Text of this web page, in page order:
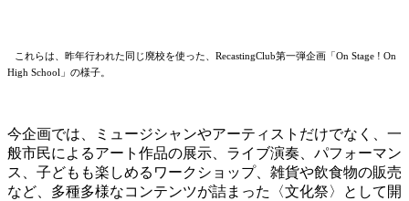
これらは、昨年行われた同じ廃校を使った、RecastingClub第一弾企画「On Stage ! On
High School」の様子。
今企画では、ミュージシャンやアーティストだけでなく、一
般市民によるアート作品の展示、ライブ演奏、パフォーマン
ス、子どもも楽しめるワークショップ、雑貨や飲食物の販売
など、多種多様なコンテンツが詰まった〈文化祭〉として開